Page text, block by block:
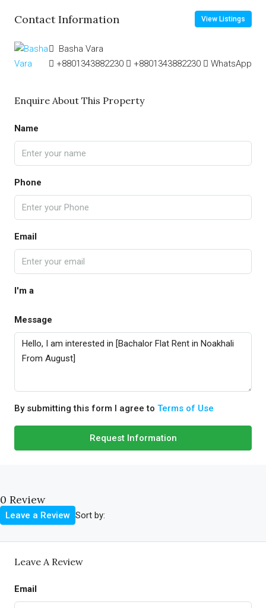
Contact Information View Listings
Basha Vara
+8801343882230
+8801343882230 WhatsApp
Enquire About This Property
Name
Phone
Email
I'm a
Message
By submitting this form I agree to Terms of Use
Request Information
0 Review
Sort by:
Leave a Review
Leave A Review
Email